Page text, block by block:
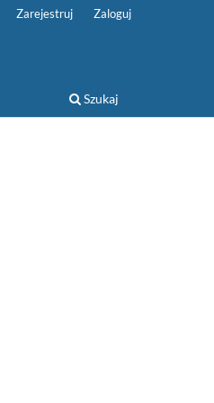
Szukaj
Zarejestruj Zaloguj